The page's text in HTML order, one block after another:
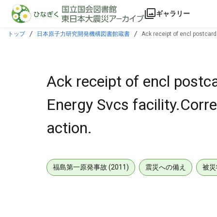
本文に飛ぶ
ギャラリー
トップ 日本原子力研究開発機構図書館蔵書 Ack receipt of encl
Ack receipt of encl
Energy Svcs
action.
福島第一原発事故 (2011) 震災への備え 被災